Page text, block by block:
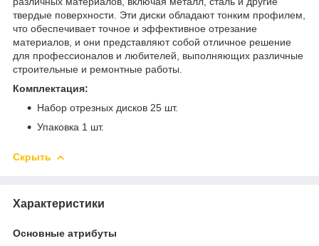
твердые поверхности. Эти диски обладают тонким профилем,
что обеспечивает точное и эффективное отрезание
материалов, и они представляют собой отличное решение
для профессионалов и любителей, выполняющих различные
строительные и ремонтные работы.
Комплектация:
Набор отрезных дисков 25 шт.
Упаковка 1 шт.
Скрыть
Характеристики
Основные атрибуты